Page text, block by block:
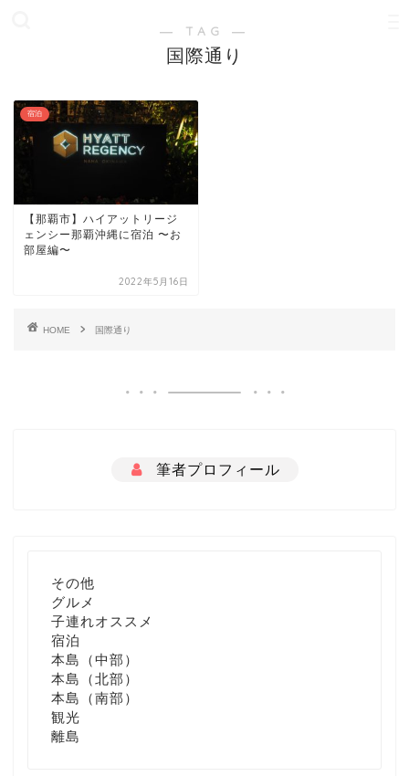
― TAG ―
国際通り
宿泊
【那覇市】ハイアットリージ
ェンシー那覇沖縄に宿泊 〜お
部屋編〜
2022年5月16日
HOME 国際通り
筆者プロフィール
その他
グルメ
子連れオススメ
宿泊
本島（中部）
本島（北部）
本島（南部）
観光
離島